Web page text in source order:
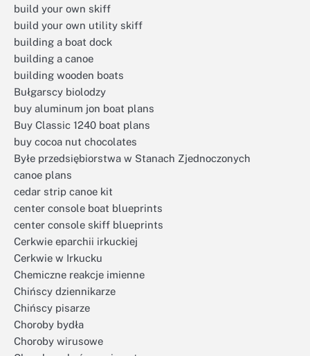
build your own skiff
build your own utility skiff
building a boat dock
building a canoe
building wooden boats
Bułgarscy biolodzy
buy aluminum jon boat plans
Buy Classic 1240 boat plans
buy cocoa nut chocolates
Byłe przedsiębiorstwa w Stanach Zjednoczonych
canoe plans
cedar strip canoe kit
center console boat blueprints
center console skiff blueprints
Cerkwie eparchii irkuckiej
Cerkwie w Irkucku
Chemiczne reakcje imienne
Chińscy dziennikarze
Chińscy pisarze
Choroby bydła
Choroby wirusowe